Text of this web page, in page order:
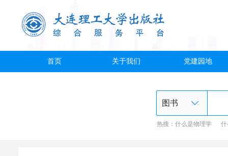
首页 关于我们 党建园地
热搜： 什么是物理学 什